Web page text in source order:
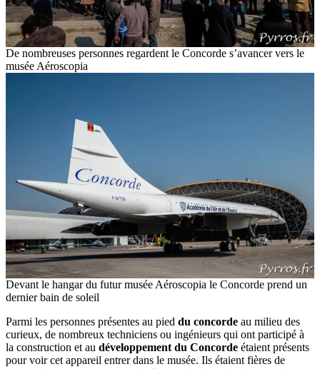
De nombreuses personnes regardent le Concorde s’avancer vers le
musée Aéroscopia
Devant le hangar du futur musée Aéroscopia le Concorde prend un
dernier bain de soleil
Parmi les personnes présentes au pied du concorde au milieu des
curieux, de nombreux techniciens ou ingénieurs qui ont participé à
la construction et au développement du Concorde étaient présents
pour voir cet appareil entrer dans le musée. Ils étaient fières de